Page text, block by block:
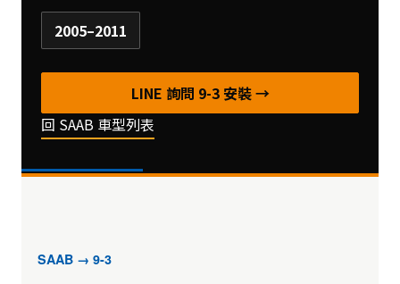
2005–2011
LINE 詢問 9-3 安裝 →
回 SAAB 車型列表
SAAB → 9-3